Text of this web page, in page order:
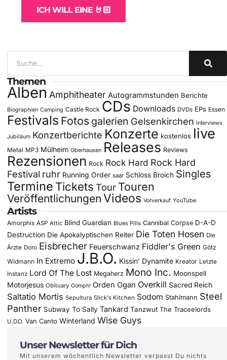
ICH WILL EINE 🤘🏻
Themen
Alben Amphitheater Autogrammstunden Berichte
Biographien Camping Castle Rock CDs Downloads DVDs EPs Essen
Festivals Fotos galerien Gelsenkirchen Interviews
Jubiläum Konzertberichte Konzerte kostenlos live
Metal MP3 Mülheim Oberhausen Releases Reviews
Rezensionen Rock Rock Hard Rock Hard
Festival ruhr Running Order saar Schloss Broich Singles
Termine Tickets Tour Touren
Veröffentlichungen Videos Vorverkauf YouTube
Artists
Amorphis ASP Attic Blind Guardian Blues Pills Cannibal Corpse D-A-D
Destruction Die Apokalyptischen Reiter Die Toten Hosen Die
Ärzte Doro Eisbrecher Feuerschwanz Fiddler's Green Götz
Widmann In Extremo J.B.O. Kissin' Dynamite Kreator Letzte
Instanz Lord Of The Lost Megaherz Mono Inc. Moonspell
Motorjesus Obituary Oomph! Orden Ogan Overkill Sacred Reich
Saltatio Mortis Sepultura Slick's Kitchen Sodom Stahlmann Steel
Panther Subway To Sally Tankard Tanzwut The Traceelords
U.D.O. Van Canto Winterland Wise Guys
Unser Newsletter für Dich
Mit unserem wöchentlich Newsletter verpasst Du nichts